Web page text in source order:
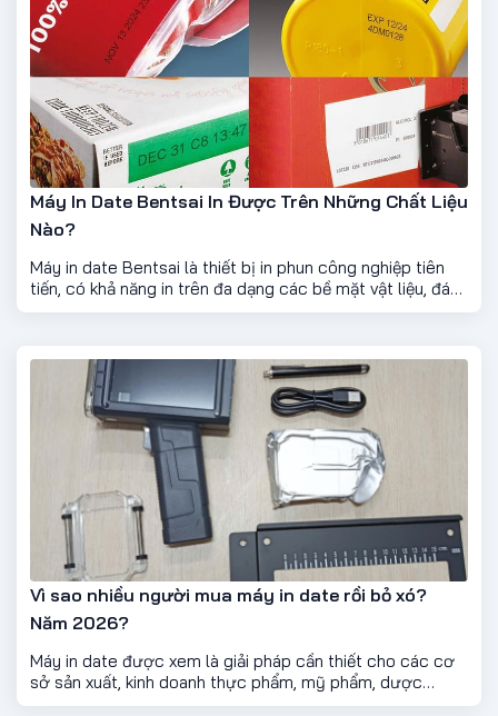
Máy In Date Bentsai In Được Trên Những Chất Liệu
Nào?
Máy in date Bentsai là thiết bị in phun công nghiệp tiên
tiến, có khả năng in trên đa dạng các bề mặt vật liệu, đáp
ứng nhu cầu in ấn trong nhiều ngành công nghiệp khác
cả bề mặt thấm hút và không thấm hút.
Vì sao nhiều người mua máy in date rồi bỏ xó?
Năm 2026?
Máy in date được xem là giải pháp cần thiết cho các cơ
sở sản xuất, kinh doanh thực phẩm, mỹ phẩm, dược
phẩm… Tuy nhiên, trên thực tế không ít người mua máy in